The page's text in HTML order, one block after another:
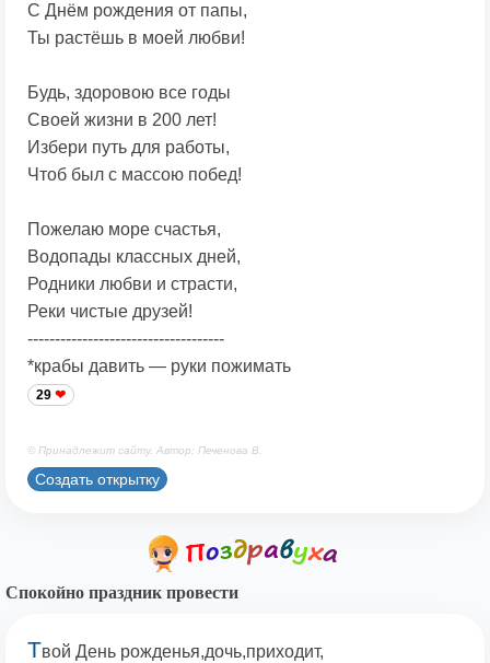
С Днём рождения от папы,
Ты растёшь в моей любви!
Будь, здоровою все годы
Своей жизни в 200 лет!
Избери путь для работы,
Чтоб был с массою побед!
Пожелаю море счастья,
Водопады классных дней,
Родники любви и страсти,
Реки чистые друзей!
------------------------------------
*крабы давить — руки пожимать
29
© Принадлежит сайту. Автор: Печенова В.
Создать открытку
Спокойно праздник провести
Твой День рожденья,дочь,приходит,